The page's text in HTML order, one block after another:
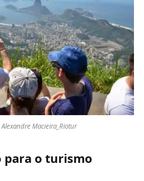
Alexandre Macieira_Riotur
para o turismo